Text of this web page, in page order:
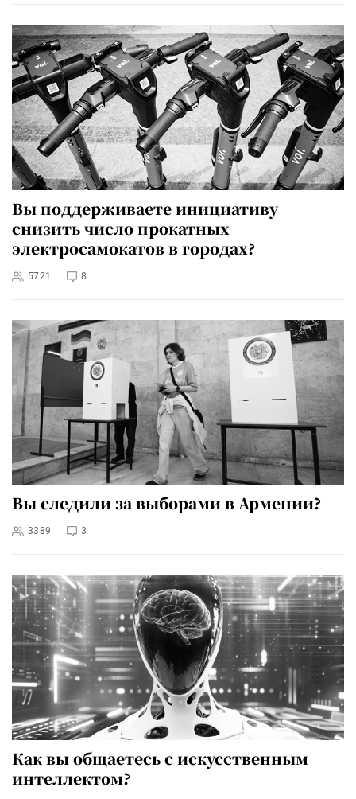
Вы поддерживаете инициативу
снизить число прокатных
электросамокатов в городах?
5721 8
Вы следили за выборами в Армении?
3389 3
Как вы общаетесь с искусственным
интеллектом?